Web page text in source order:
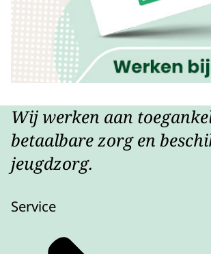
Wij werken aan
betaalbare zorg en
jeugdzorg.
Service